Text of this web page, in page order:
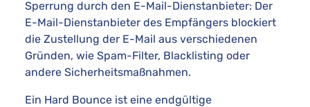
Sperrung durch den E-Mail-Dienstanbieter: Der
E-Mail-Dienstanbieter des Empfängers blockiert
die Zustellung der E-Mail aus verschiedenen
Gründen, wie Spam-Filter, Blacklisting oder
andere Sicherheitsmaßnahmen.
Ein Hard Bounce ist eine endgültige